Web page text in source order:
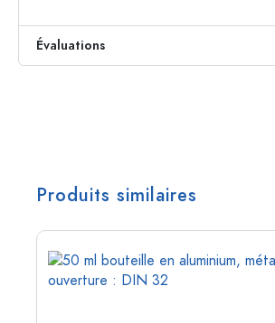
Évaluations
Produits similaires